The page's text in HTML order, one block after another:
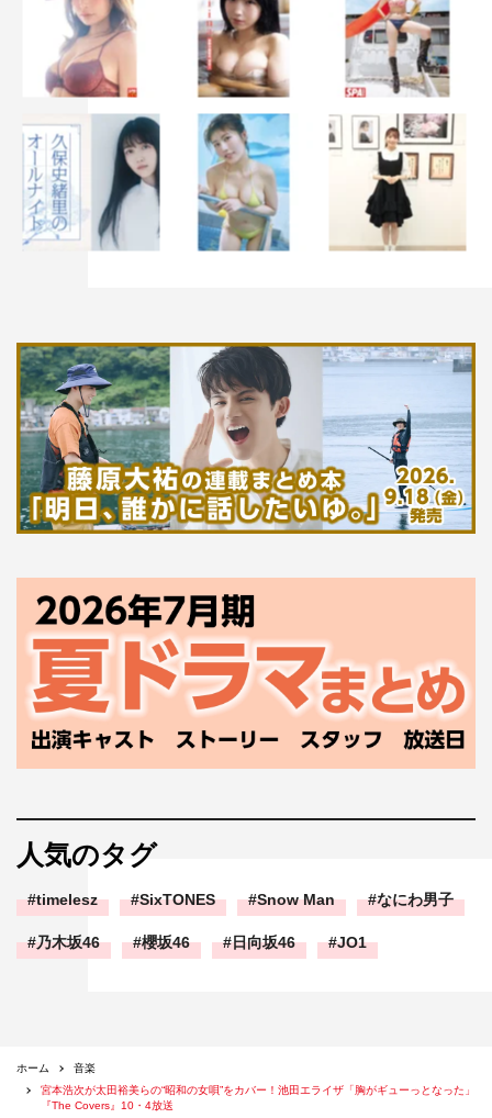
人気のタグ
timelesz SixTONES Snow Man なにわ男子
乃木坂46 櫻坂46 日向坂46 JO1
ホーム
音楽
宮本浩次が太田裕美らの“昭和の女唄”をカバー！池田エライザ「胸がギューっとなった」
『The Covers』10・4放送